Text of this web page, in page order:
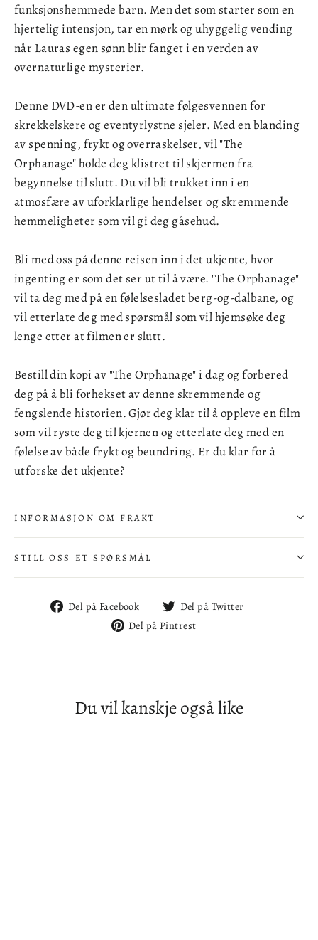
funksjonshemmede barn. Men det som starter som en
hjertelig intensjon, tar en mørk og uhyggelig vending
når Lauras egen sønn blir fanget i en verden av
overnaturlige mysterier.
Denne DVD-en er den ultimate følgesvennen for
skrekkelskere og eventyrlystne sjeler. Med en blanding
av spenning, frykt og overraskelser, vil "The
Orphanage" holde deg klistret til skjermen fra
begynnelse til slutt. Du vil bli trukket inn i en
atmosfære av uforklarlige hendelser og skremmende
hemmeligheter som vil gi deg gåsehud.
Bli med oss på denne reisen inn i det ukjente, hvor
ingenting er som det ser ut til å være. "The Orphanage"
vil ta deg med på en følelsesladet berg-og-dalbane, og
vil etterlate deg med spørsmål som vil hjemsøke deg
lenge etter at filmen er slutt.
Bestill din kopi av "The Orphanage" i dag og forbered
deg på å bli forhekset av denne skremmende og
fengslende historien. Gjør deg klar til å oppleve en film
som vil ryste deg til kjernen og etterlate deg med en
følelse av både frykt og beundring. Er du klar for å
utforske det ukjente?
INFORMASJON OM FRAKT
STILL OSS ET SPØRSMÅL
Del på Facebook
Del
på
Del på Twitter
Del på Pintrest
Du vil kanskje også like